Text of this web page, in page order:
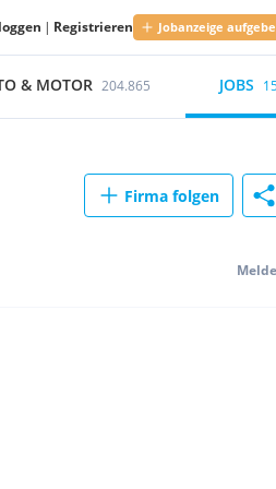
| Registrieren Jobanzeige
& MOTOR 204.865 JOBS
Firma folgen